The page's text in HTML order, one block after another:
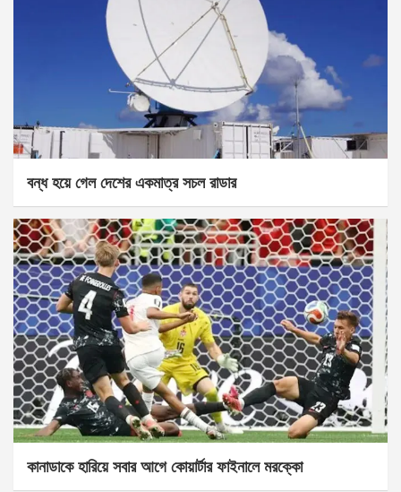
বন্ধ হয়ে গেল দেশের একমাত্র সচল রাডার
কানাডাকে হারিয়ে সবার আগে কোয়ার্টার ফাইনালে মরক্কো